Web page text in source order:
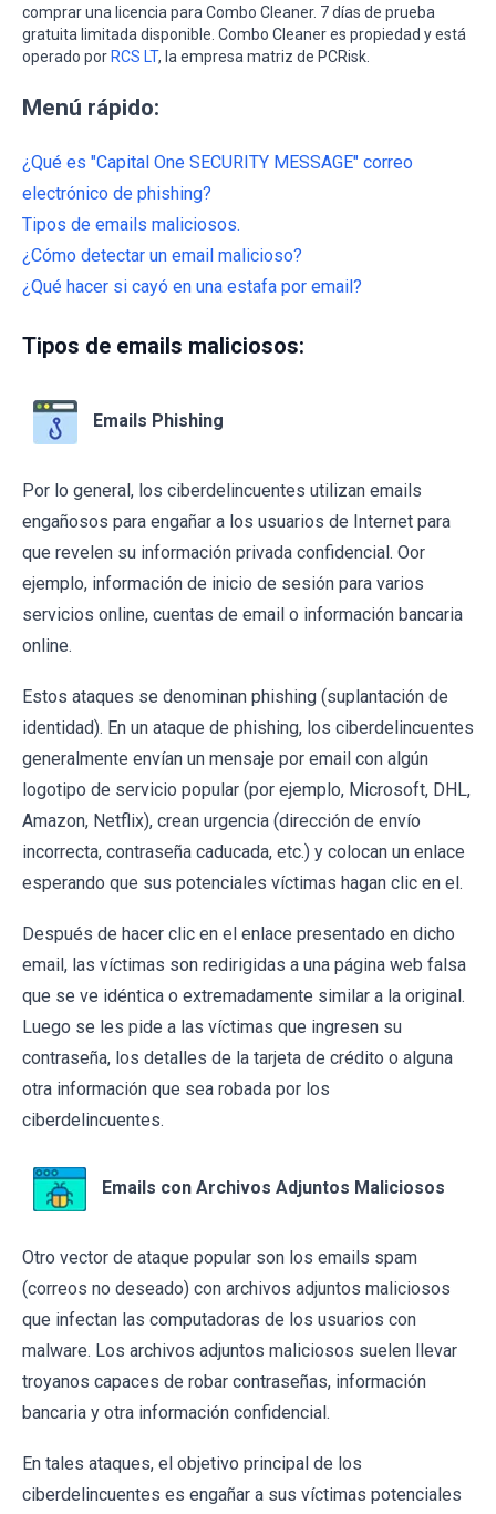
comprar una licencia para Combo Cleaner. 7 días de prueba
gratuita limitada disponible. Combo Cleaner es propiedad y está
operado por RCS LT, la empresa matriz de PCRisk.
Menú rápido:
¿Qué es "Capital One SECURITY MESSAGE" correo
electrónico de phishing?
Tipos de emails maliciosos.
¿Cómo detectar un email malicioso?
¿Qué hacer si cayó en una estafa por email?
Tipos de emails maliciosos:
Emails Phishing
Por lo general, los ciberdelincuentes utilizan emails
engañosos para engañar a los usuarios de Internet para
que revelen su información privada confidencial. Oor
ejemplo, información de inicio de sesión para varios
servicios online, cuentas de email o información bancaria
online.
Estos ataques se denominan phishing (suplantación de
identidad). En un ataque de phishing, los ciberdelincuentes
generalmente envían un mensaje por email con algún
logotipo de servicio popular (por ejemplo, Microsoft, DHL,
Amazon, Netflix), crean urgencia (dirección de envío
incorrecta, contraseña caducada, etc.) y colocan un enlace
esperando que sus potenciales víctimas hagan clic en el.
Después de hacer clic en el enlace presentado en dicho
email, las víctimas son redirigidas a una página web falsa
que se ve idéntica o extremadamente similar a la original.
Luego se les pide a las víctimas que ingresen su
contraseña, los detalles de la tarjeta de crédito o alguna
otra información que sea robada por los
ciberdelincuentes.
Emails con Archivos Adjuntos Maliciosos
Otro vector de ataque popular son los emails spam
(correos no deseado) con archivos adjuntos maliciosos
que infectan las computadoras de los usuarios con
malware. Los archivos adjuntos maliciosos suelen llevar
troyanos capaces de robar contraseñas, información
bancaria y otra información confidencial.
En tales ataques, el objetivo principal de los
ciberdelincuentes es engañar a sus víctimas potenciales